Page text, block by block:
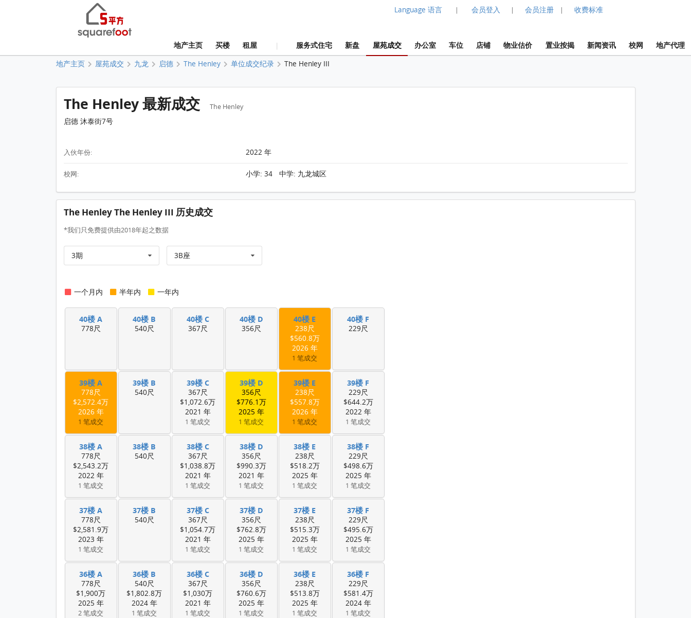
Language 语言 | 会员登入 | 会员注册 | 收费标准
地产主页 买楼 租屋 | 服务式住宅 新盘 屋苑成交 办公室 车位 店铺 物业估价 置业按揭 新闻资讯 校网 地产代理
地产主页 屋苑成交 九龙 启德 The Henley 单位成交纪录 The Henley III
The Henley 最新成交 The Henley
启德 沐泰街7号
入伙年份: 2022 年
校网: 小学: 34 中学: 九龙城区
The Henley The Henley III 历史成交
*我们只免费提供由2018年起之数据
3期 3B座
一个月内 半年内 一年内
40楼 A
778尺
40楼 B
540尺
40楼 C
367尺
40楼 D
356尺
40楼 E
238尺
$560.8万
2026 年
1 笔成交
40楼 F
229尺
39楼 A
778尺
$2,572.4万
2026 年
1 笔成交
39楼 B
540尺
39楼 C
367尺
$1,072.6万
2021 年
1 笔成交
39楼 D
356尺
$776.1万
2025 年
1 笔成交
39楼 E
238尺
$557.8万
2026 年
1 笔成交
39楼 F
229尺
$644.2万
2022 年
1 笔成交
38楼 A
778尺
$2,543.2万
2022 年
1 笔成交
38楼 B
540尺
38楼 C
367尺
$1,038.8万
2021 年
1 笔成交
38楼 D
356尺
$990.3万
2021 年
1 笔成交
38楼 E
238尺
$518.2万
2025 年
1 笔成交
38楼 F
229尺
$498.6万
2025 年
1 笔成交
37楼 A
778尺
$2,581.9万
2023 年
1 笔成交
37楼 B
540尺
37楼 C
367尺
$1,054.7万
2021 年
1 笔成交
37楼 D
356尺
$762.8万
2025 年
1 笔成交
37楼 E
238尺
$515.3万
2025 年
1 笔成交
37楼 F
229尺
$495.6万
2025 年
1 笔成交
36楼 A
778尺
$1,900万
2025 年
2 笔成交
36楼 B
540尺
$1,802.8万
2024 年
1 笔成交
36楼 C
367尺
$1,030万
2021 年
1 笔成交
36楼 D
356尺
$760.6万
2025 年
1 笔成交
36楼 E
238尺
$513.8万
2025 年
1 笔成交
36楼 F
229尺
$581.4万
2024 年
1 笔成交